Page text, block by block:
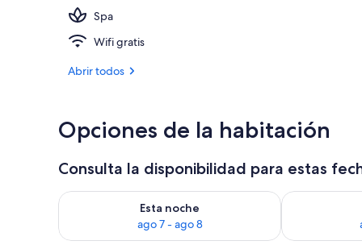
Spa
Wifi gratis
Abrir todos
Opciones de la habitación
Consulta la disponibilidad para estas
Esta noche
ago 7 - ago 8
Consulta la disponibilidad para esta noche, ago 7 -
Consulta la